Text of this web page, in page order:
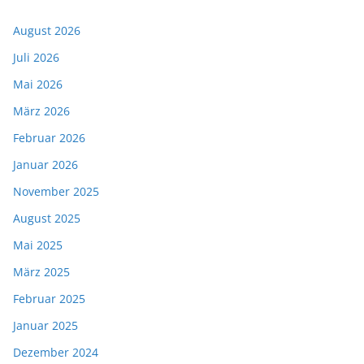
August 2026
Juli 2026
Mai 2026
März 2026
Februar 2026
Januar 2026
November 2025
August 2025
Mai 2025
März 2025
Februar 2025
Januar 2025
Dezember 2024